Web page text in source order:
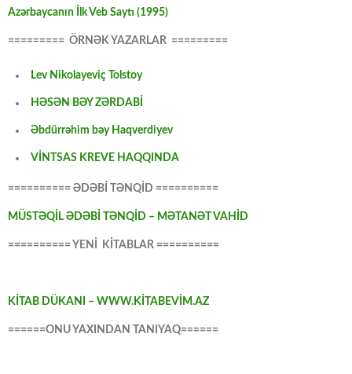
Azərbaycanın İlk Veb Saytı (1995)
========= ÖRNƏK YAZARLAR =========
Lev Nikolayeviç Tolstoy
HƏSƏN BƏY ZƏRDABİ
Əbdürrəhim bəy Haqverdiyev
VİNTSAS KREVE HAQQINDA
========== ƏDƏBİ TƏNQİD ==========
MÜSTƏQİL ƏDƏBİ TƏNQİD – MƏTANƏT VAHİD
========== YENİ KİTABLAR ==========
KİTAB DÜKANI – WWW.KİTABEVİM.AZ
======ONU YAXINDAN TANIYAQ======